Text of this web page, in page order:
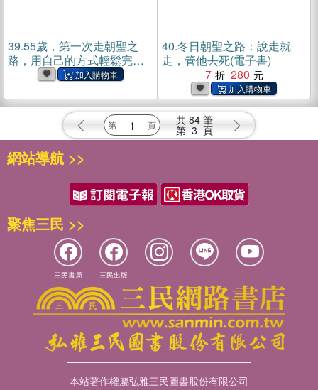
39.55歲，第一次走朝聖之
路，用自己的方式輕鬆完
成：不必吃苦！跟庇護所、
能好好體驗(電子書)
40.冬日朝聖之路：說走就
走，管他去死(電子書)
7
280
共 84 筆
第 3 頁
網站導航 >>
聚焦三民 >>
三民書局 三民出版
本站著作權屬弘雅三民圖書股份有限公司